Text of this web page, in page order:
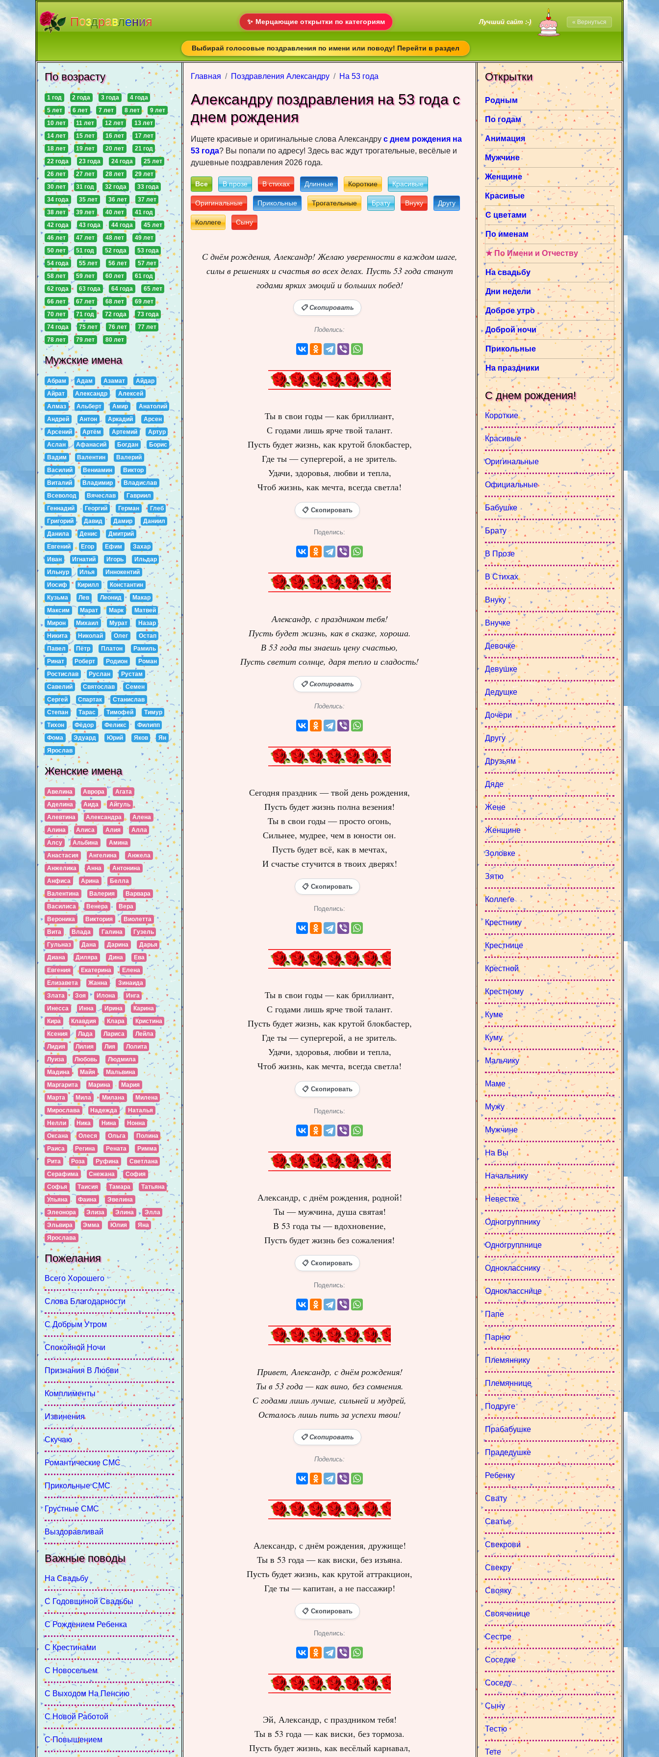
Поздравления ✨ Мерцающие открытки по категориям Лучший сайт :-) « Вернуться
Выбирай голосовые поздравления по имени или поводу! Перейти в раздел
Главная Поздравления Александру На 53 года
Александру пoздрaвлeния на 53 года c
днeм рoждeния
Ищете красивые и оригинальные слова Александру с днем рождения на
53 года? Вы попали по адресу! Здесь вас ждут трогательные, весёлые и
душевные поздравления 2026 года.
Все В прозе В стихах Длинные Короткие Красивые
Оригинальные Прикольные Трогательные Брату Внуку Другу
Коллеге Сыну
С днём рождения, Александр! Желаю уверенности в каждом шаге,
силы в решениях и счастья во всех делах. Пусть 53 года станут
годами ярких эмоций и больших побед!
📋 Скопировать
Поделись:
Ты в свои годы — как бриллиант,
С годами лишь ярче твой талант.
Пусть будет жизнь, как крутой блокбастер,
Где ты — супергерой, а не зритель.
Удачи, здоровья, любви и тепла,
Чтоб жизнь, как мечта, всегда светла!
📋 Скопировать
Поделись:
Александр, с праздником тебя!
Пусть будет жизнь, как в сказке, хороша.
В 53 года ты знаешь цену счастью,
Пусть светит солнце, даря тепло и сладость!
📋 Скопировать
Поделись:
Сегодня праздник — твой день рождения,
Пусть будет жизнь полна везения!
Ты в свои годы — просто огонь,
Сильнее, мудрее, чем в юности он.
Пусть будет всё, как в мечтах,
И счастье стучится в твоих дверях!
📋 Скопировать
Поделись:
Ты в свои годы — как бриллиант,
С годами лишь ярче твой талант.
Пусть будет жизнь, как крутой блокбастер,
Где ты — супергерой, а не зритель.
Удачи, здоровья, любви и тепла,
Чтоб жизнь, как мечта, всегда светла!
📋 Скопировать
Поделись:
Александр, с днём рождения, родной!
Ты — мужчина, душа святая!
В 53 года ты — вдохновение,
Пусть будет жизнь без сожаления!
📋 Скопировать
Поделись:
Привет, Александр, с днём рождения!
Ты в 53 года — как вино, без сомнения.
С годами лишь лучше, сильней и мудрей,
Осталось лишь пить за успехи твои!
📋 Скопировать
Поделись:
Александр, с днём рождения, дружище!
Ты в 53 года — как виски, без изъяна.
Пусть будет жизнь, как крутой аттракцион,
Где ты — капитан, а не пассажир!
📋 Скопировать
Поделись:
Эй, Александр, с праздником тебя!
Ты в 53 года — как виски, без тормоза.
Пусть будет жизнь, как весёлый карнавал,
Открытки
Родным
По годам
Анимация
Мужчине
Женщине
Красивые
С цветами
По именам
★ По Имени и Отчеству
На свадьбу
Дни недели
Доброе утро
Доброй ночи
Прикольные
На праздники
С днем рождения!
Короткие
Красивые
Оригинальные
Официальные
Бабушке
Брату
В Прозе
В Стихах
Внуку
Внучке
Девочке
Девушке
Дедушке
Дочери
Другу
Друзьям
Дяде
Жене
Женщине
Золовке
Зятю
Коллеге
Крестнику
Крестнице
Крестной
Крестному
Куме
Куму
Мальчику
Маме
Мужу
Мужчине
На Вы
Начальнику
Невестке
Одногруппнику
Одногруппнице
Однокласснику
Однокласснице
Папе
Парню
Племяннику
Племяннице
Подруге
Прабабушке
Прадедушке
Ребенку
Свату
Сватье
Свекрови
Свекру
Свояку
Свояченице
Сестре
Соседке
Соседу
Сыну
Тестю
Тете
По возрасту
1 год 2 года 3 года
4 года
5 лет
6 лет 7 лет 8 лет
9 лет
10 лет
11 лет 12 лет
13 лет
14 лет
15 лет 16 лет
17 лет
18 лет
19 лет 20 лет
21 год
22 года
23 года 24 года
25 лет
26 лет
27 лет 28 лет
29 лет
30 лет
31 год 32 года
33 года
34 года
35 лет 36 лет
37 лет
38 лет
39 лет 40 лет
41 год
42 года
43 года 44 года
45 лет
46 лет
47 лет 48 лет
49 лет
50 лет
51 год 52 года
53 года
54 года
55 лет 56 лет
57 лет
58 лет
59 лет 60 лет
61 год
62 года
63 года 64 года
65 лет
66 лет
67 лет 68 лет
69 лет
70 лет
71 год 72 года
73 года
74 года
75 лет 76 лет
77 лет
78 лет
79 лет 80 лет
Мужские имена
Абрам Адам Азамат
Айдар
Айрат
Александр
Алексей
Алмаз
Альберт Амир
Анатолий
Андрей
Антон Аркадий
Арсен
Арсений
Артём Артемий
Артур
Аслан
Афанасий Богдан
Борис
Вадим
Валентин
Валерий
Василий
Вениамин
Виктор
Виталий
Владимир
Владислав
Всеволод
Вячеслав
Гавриил
Геннадий
Георгий Герман
Глеб
Григорий
Давид Дамир
Даниил
Данила
Денис
Дмитрий
Евгений
Егор Ефим
Захар
Иван
Игнатий Игорь
Ильдар
Ильнур
Илья
Иннокентий
Иосиф
Кирилл
Константин
Кузьма
Лев Леонид
Макар
Максим
Марат Марк
Матвей
Мирон
Михаил Мурат
Назар
Никита
Николай Олег
Остап
Павел
Пётр Платон
Рамиль
Ринат
Роберт Родион
Роман
Ростислав
Руслан
Рустам
Савелий
Святослав
Семен
Сергей
Спартак
Станислав
Степан
Тарас Тимофей
Тимур
Тихон
Фёдор Феликс
Филипп
Фома
Эдуард Юрий Яков
Ян
Ярослав
Женские имена
Авелина Аврора
Агата
Аделина
Аида
Айгуль
Алевтина
Александра
Алена
Алина
Алиса Алия
Алла
Алсу
Альбина
Амина
Анастасия
Ангелина
Анжела
Анжелика
Анна
Антонина
Анфиса
Арина
Белла
Валентина
Валерия
Варвара
Василиса
Венера
Вера
Вероника
Виктория
Виолетта
Вита
Влада Галина
Гузель
Гульназ
Дана Дарина
Дарья
Диана
Диляра Дина
Ева
Евгения
Екатерина
Елена
Елизавета
Жанна
Зинаида
Злата
Зоя Илона
Инга
Инесса
Инна Ирина
Карина
Кира
Клавдия Клара
Кристина
Ксения
Лада Лариса
Лейла
Лидия
Лилия Лия
Лолита
Луиза
Любовь
Людмила
Мадина
Майя
Мальвина
Маргарита
Марина
Мария
Марта
Мила Милана
Милена
Мирослава
Надежда
Наталья
Нелли
Ника Нина
Нонна
Оксана
Олеся Ольга
Полина
Раиса
Регина Рената
Римма
Рита
Роза Руфина
Светлана
Серафима
Снежана
София
Софья
Таисия Тамара
Татьяна
Ульяна
Фаина
Эвелина
Элеонора
Элиза Элина
Элла
Эльвира
Эмма Юлия
Яна
Ярослава
Пожелания
Всего Хорошего
Слова Благодарности
С Добрым Утром
Спокойной Ночи
Признания В Любви
Комплименты
Извинения
Скучаю
Романтические СМС
Прикольные СМС
Грустные СМС
Выздоравливай
Важные поводы
На Свадьбу
С Годовщиной Свадьбы
С Рождением Ребенка
С Крестинами
С Новосельем
С Выходом На Пенсию
С Новой Работой
С Повышением